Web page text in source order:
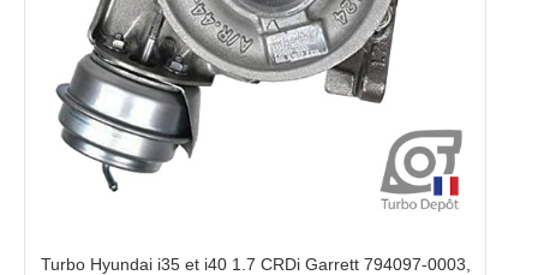
Turbo Hyundai i35 et i40 1.7 CRDi Garrett 794097-0003,